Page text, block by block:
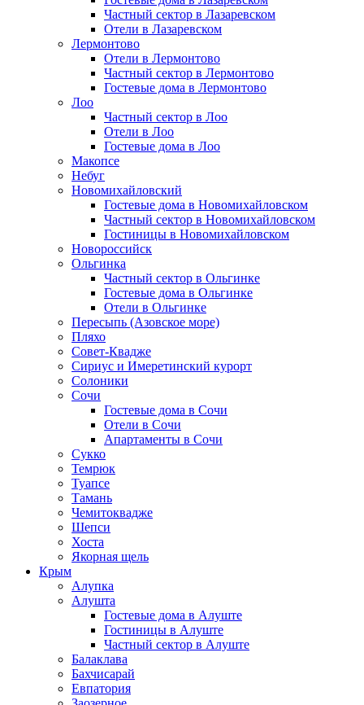
Частный сектор в Лазаревском
Отели в Лазаревском
Лермонтово
Отели в Лермонтово
Частный сектор в Лермонтово
Гостевые дома в Лермонтово
Лоо
Частный сектор в Лоо
Отели в Лоо
Гостевые дома в Лоо
Макопсе
Небуг
Новомихайловский
Гостевые дома в Новомихайловском
Частный сектор в Новомихайловском
Гостиницы в Новомихайловском
Новороссийск
Ольгинка
Частный сектор в Ольгинке
Гостевые дома в Ольгинке
Отели в Ольгинке
Пересыпь (Азовское море)
Пляхо
Совет-Квадже
Сириус и Имеретинский курорт
Солоники
Сочи
Гостевые дома в Сочи
Отели в Сочи
Апартаменты в Сочи
Сукко
Темрюк
Туапсе
Тамань
Чемитоквадже
Шепси
Хоста
Якорная щель
Крым
Алупка
Алушта
Гостевые дома в Алуште
Гостиницы в Алуште
Частный сектор в Алуште
Балаклава
Бахчисарай
Евпатория